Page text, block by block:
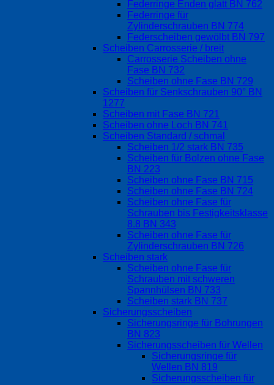
Federringe Enden glatt BN 762
Federringe für
Zylinderschrauben BN 774
Federscheiben gewölbt BN 797
Scheiben Carrosserie / breit
Carrosserie Scheiben ohne
Fase BN 732
Scheiben ohne Fase BN 729
Scheiben für Senkschrauben 90° BN
1277
Scheiben mit Fase BN 721
Scheiben ohne Loch BN 741
Scheiben Standard / schmal
Scheiben 1/2 stark BN 735
Scheiben für Bolzen ohne Fase
BN 223
Scheiben ohne Fase BN 715
Scheiben ohne Fase BN 724
Scheiben ohne Fase für
Schrauben bis Festigkeitsklasse
8.8 BN 343
Scheiben ohne Fase für
Zylinderschrauben BN 726
Scheiben stark
Scheiben ohne Fase für
Schrauben mit schweren
Spannhülsen BN 733
Scheiben stark BN 737
Sicherungsscheiben
Sicherungsringe für Bohrungen
BN 823
Sicherungsscheiben für Wellen
Sicherungsringe für
Wellen BN 819
Sicherungsscheiben für